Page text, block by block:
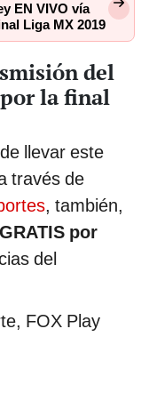
EN VIVO vía
Liga MX 2019
del
la final
llevar este
través de
, también,
por
del
FOX Play